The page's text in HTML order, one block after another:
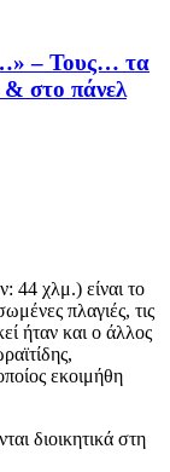
– Τους… τα
στο πάνελ
44 χλμ.) είναι το
πλαγιές, τις
ήταν και ο άλλος
εκοιμήθη
διοικητικά στη